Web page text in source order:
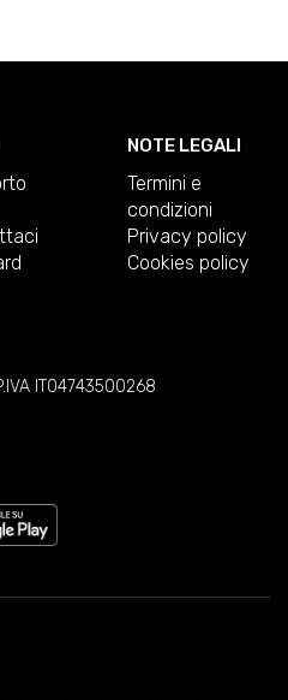
NOTE LEGALI
Termini e
condizioni
Privacy policy
Cookies policy
IT04743500268